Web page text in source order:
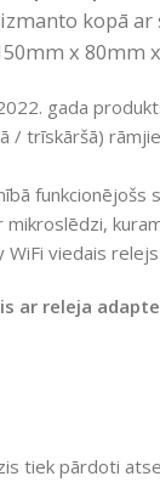
kopā
x 80mm
gada
/ trīskāršā)
mikroslēdzi,
WiFi viedais
ar releja
tiek pārdoti